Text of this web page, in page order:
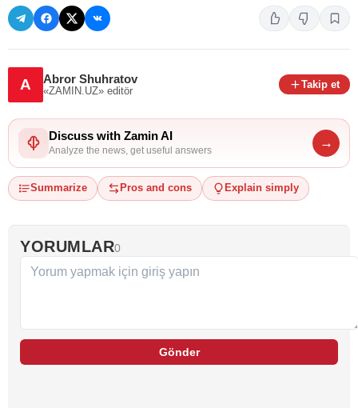
A Abror Shuhratov
«ZAMIN.UZ» editör
Takip et
Discuss with Zamin AI
Analyze the news, get useful answers
→
Summarize Pros and cons Explain simply
YORUMLAR0
Gönder